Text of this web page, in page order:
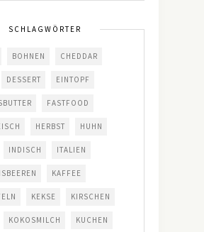
SCHLAGWÖRTER
BOHNEN CHEDDAR
DESSERT EINTOPF
FASTFOOD
HERBST HUHN
INDISCH ITALIEN
KAFFEE
KEKSE KIRSCHEN
KOKOSMILCH KUCHEN